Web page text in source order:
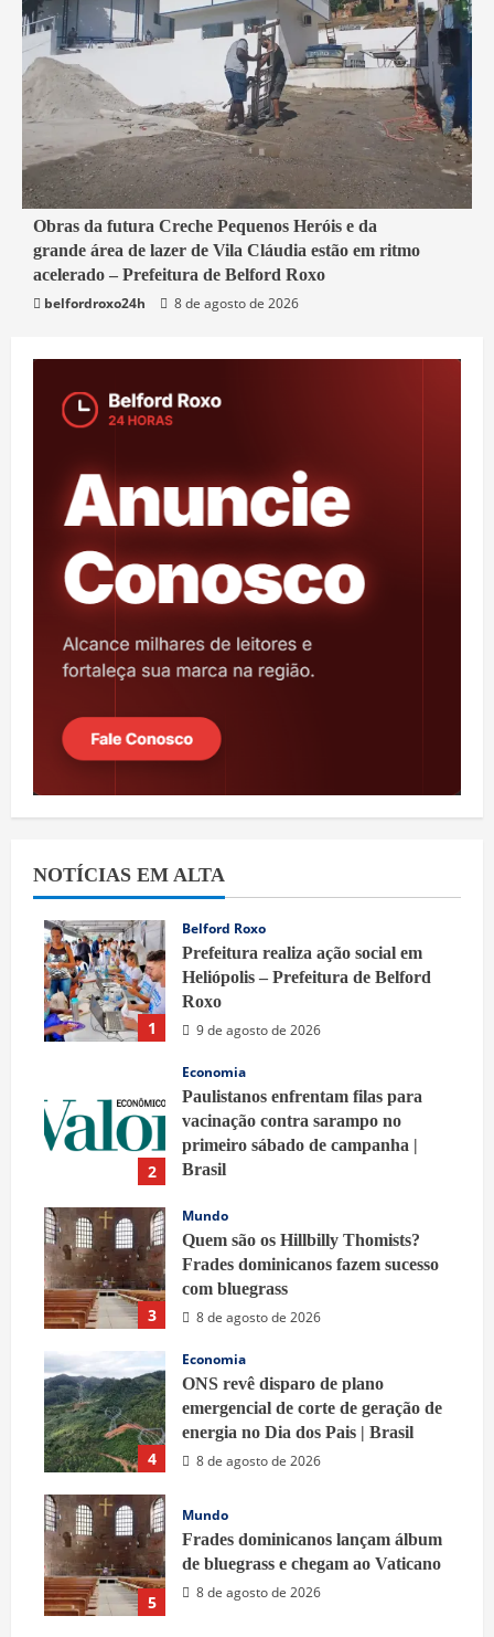
2 min read
Belford Roxo
Obras da futura Creche Pequenos Heróis e da
grande área de lazer de Vila Cláudia estão em ritmo
acelerado – Prefeitura de Belford Roxo
belfordroxo24h
8 de agosto de 2026
NOTÍCIAS EM ALTA
1
Belford Roxo
Prefeitura realiza ação social em
Heliópolis – Prefeitura de Belford
Roxo
9 de agosto de 2026
2
Economia
Paulistanos enfrentam filas para
vacinação contra sarampo no
primeiro sábado de campanha |
Brasil
3
Mundo
Quem são os Hillbilly Thomists?
Frades dominicanos fazem sucesso
com bluegrass
8 de agosto de 2026
4
Economia
ONS revê disparo de plano
emergencial de corte de geração de
energia no Dia dos Pais | Brasil
8 de agosto de 2026
5
Mundo
Frades dominicanos lançam álbum
de bluegrass e chegam ao Vaticano
8 de agosto de 2026